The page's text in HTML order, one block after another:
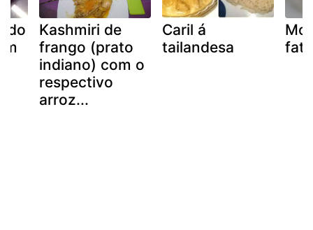
Kashmiri de
frango (prato
indiano) com o
respectivo
arroz...
Caril á
tailandesa
fato